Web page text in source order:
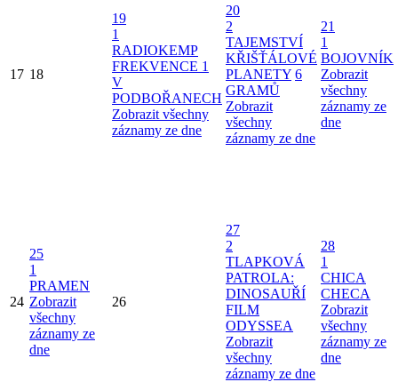
17 18
19
1
RADIOKEMP
FREKVENCE 1
V
PODBOŘANECH
Zobrazit všechny
záznamy ze dne
20
2
TAJEMSTVÍ
KŘIŠŤÁLOVÉ
PLANETY 6
GRAMŮ
Zobrazit
všechny
záznamy ze dne
21
1
BOJOVNÍK
Zobrazit
všechny
záznamy ze
dne
24
25
1
PRAMEN
Zobrazit
všechny
záznamy ze
dne
26
27
2
TLAPKOVÁ
PATROLA:
DINOSAUŘÍ
FILM
ODYSSEA
Zobrazit
všechny
záznamy ze dne
28
1
CHICA
CHECA
Zobrazit
všechny
záznamy ze
dne